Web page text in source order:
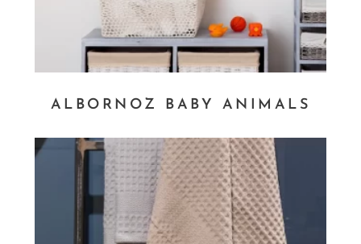
ALBORNOZ BABY ANIMALS